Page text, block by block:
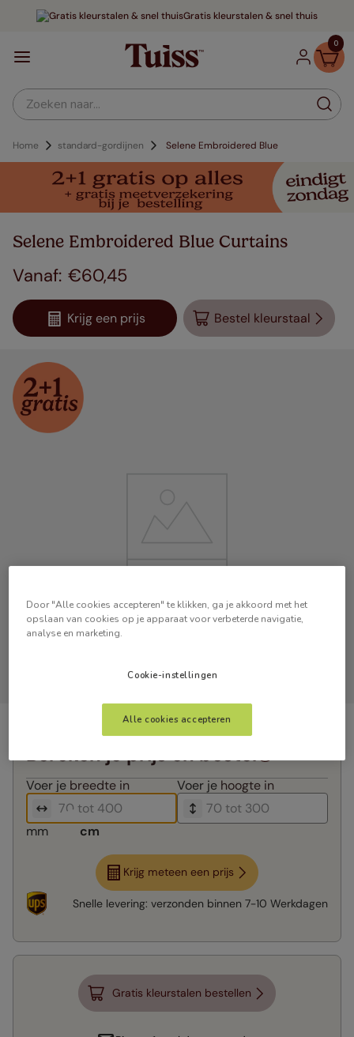
Gratis kleurstalen & snel thuis
0
Zoeken naar...
Home standard-gordijnen Selene Embroidered Blue
Selene Embroidered Blue Curtains
€60,45
Krijg een prijs Bestel kleurstaal
Bereken je prijs en bestel
Voer je breedte in Voer je hoogte in
mm cm
Krijg meteen een prijs
Snelle levering: verzonden binnen 7-10 Werkdagen
Gratis kleurstalen bestellen
Door "Alle cookies accepteren" te klikken, ga je akkoord met het
opslaan van cookies op je apparaat voor verbeterde navigatie,
analyse en marketing.
Cookie-instellingen
Alle cookies accepteren